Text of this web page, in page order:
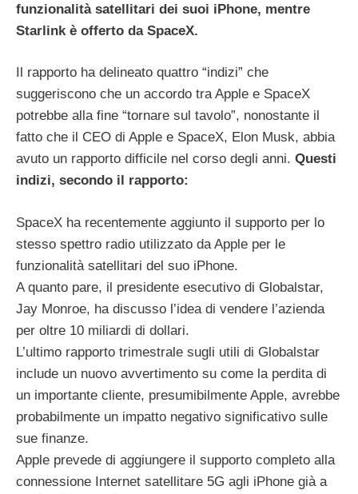
funzionalità satellitari dei suoi iPhone, mentre
Starlink è offerto da SpaceX.
Il rapporto ha delineato quattro “indizi” che
suggeriscono che un accordo tra Apple e SpaceX
potrebbe alla fine “tornare sul tavolo”, nonostante il
fatto che il CEO di Apple e SpaceX, Elon Musk, abbia
avuto un rapporto difficile nel corso degli anni. Questi
indizi, secondo il rapporto:
SpaceX ha recentemente aggiunto il supporto per lo
stesso spettro radio utilizzato da Apple per le
funzionalità satellitari del suo iPhone.
A quanto pare, il presidente esecutivo di Globalstar,
Jay Monroe, ha discusso l’idea di vendere l’azienda
per oltre 10 miliardi di dollari.
L’ultimo rapporto trimestrale sugli utili di Globalstar
include un nuovo avvertimento su come la perdita di
un importante cliente, presumibilmente Apple, avrebbe
probabilmente un impatto negativo significativo sulle
sue finanze.
Apple prevede di aggiungere il supporto completo alla
connessione Internet satellitare 5G agli iPhone già a